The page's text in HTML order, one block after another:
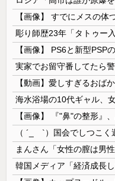
【画像】 すでにメスの体
まんさん「女性の膣は男